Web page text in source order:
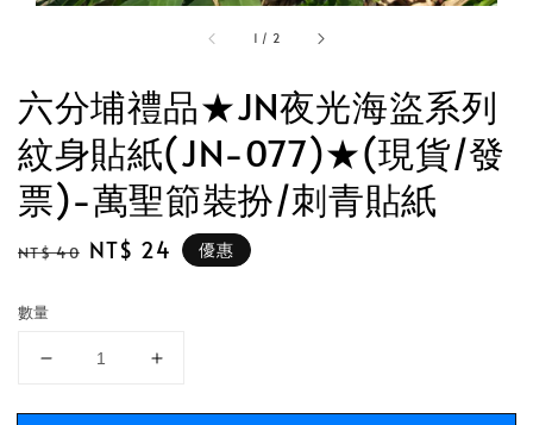
1 / 2
六分埔禮品★JN夜光海盜系列
紋身貼紙(JN-077)★(現貨/發
票)-萬聖節裝扮/刺青貼紙
Regular
NT$ 40 Sale
NT$ 24 優惠
數量